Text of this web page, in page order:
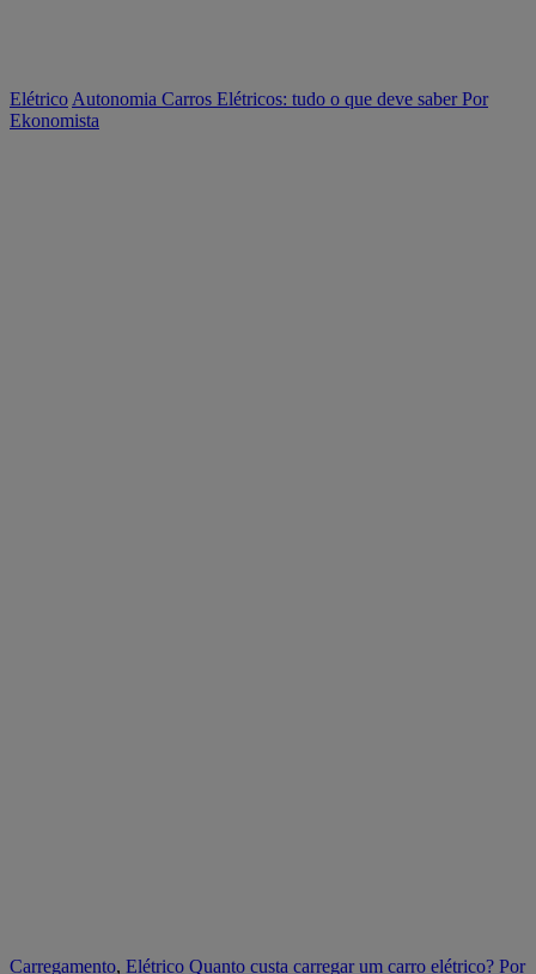
Elétrico Autonomia Carros Elétricos: tudo o que deve saberPor
Ekonomista
Carregamento, Elétrico Quanto custa carregar um carro elétrico? Por